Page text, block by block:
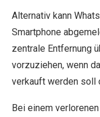
Alternativ kann
Smartphone
zentrale Entfernung
vorzuziehen, wenn
verkauft werden soll
Bei einem